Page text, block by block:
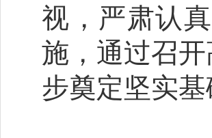
视，严肃认
施，通过召
步奠定坚实基